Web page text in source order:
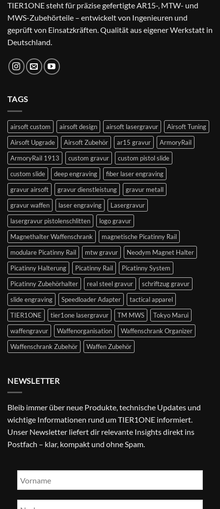
TIER1ONE steht für präzise gefertigte AR15-, MTW- und
MWS-Zubehörteile – entwickelt von Ingenieuren und
geprüft von Einsatzkräften. Qualität aus eigener Werkstatt in
Deutschland.
TAGS
airsoft custom airsoft design airsoft lasergravur
Airsoft Tuning
Airsoft Upgrade
Airsoft Zubehör ar15 gravur
ArmoryRail
ArmoryRail 1913
custom gravur
custom pistol slide
custom slide
deep engraving
fiber laser engraving
gravur airsoft
gravur dienstleistung
gravur metall
gravur waffen
laser engraving
Lasergravur
lasergravur pistolenschlitten
logo gravur
Magnethalter Waffenschrank
magnetische Picatinny Rail
modulare Picatinny Rail
mtw gravur
Neodym Magnet Halter
Picatinny Halterung
Picatinny Rail
Picatinny System
Picatinny Zubehörhalter
real steel gravur
schriftzug gravur
slide engraving
Speedloader Adapter
tactical apparel
TIER1ONE
tier1one lasergravur TM MWS
Tokyo Marui
waffengravur
Waffenorganisation
Waffenschrank Organizer
Waffenschrank Zubehör
Waffen Zubehör
NEWSLETTER
Bleib immer über neue Produkte, technische Updates und
wichtige Informationen rund um TIER1ONE informiert.
Unser Newsletter liefert dir relevante Insights direkt ins
Postfach – klar, kompakt und ohne Spam.